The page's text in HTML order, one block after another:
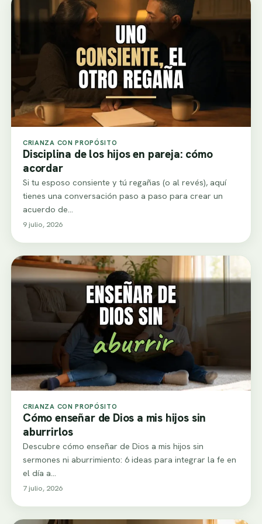
CRIANZA CON PROPÓSITO
Disciplina de los hijos en pareja: cómo
acordar
Si tu esposo consiente y tú regañas (o al revés), aquí
tienes una conversación paso a paso para crear un
acuerdo de…
9 julio, 2026
CRIANZA CON PROPÓSITO
Cómo enseñar de Dios a mis hijos sin
aburrirlos
Descubre cómo enseñar de Dios a mis hijos sin
sermones ni aburrimiento: 6 ideas para integrar la fe en
el día a…
7 julio, 2026